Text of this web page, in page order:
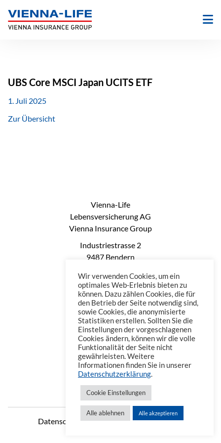
Inhalt
springen
UBS Core MSCI Japan UCITS ETF
1. Juli 2025
Zur Übersicht
Vienna-Life
Lebensversicherung AG
Vienna Insurance Group
Industriestrasse 2
9487 Bendern
Phone: +423 235 0660
Telefax: +423 235 0669
Mail: office@vienna-life.li
Datenschutzerklärung Impressum
Wir verwenden Cookies, um ein
optimales Web-Erlebnis bieten zu
können. Dazu zählen Cookies, die für
den Betrieb der Seite notwendig sind,
sowie Cookies, die anonymisierte
Statistiken erstellen. Sollten Sie die
Einstellungen der vorgeschlagenen
Cookies ändern, können wir die volle
Funktionalität der Seite nicht
gewährleisten. Weitere
Informationen finden Sie in unserer
Datenschutzerklärung.
Cookie Einstellungen
Alle ablehnen Alle akzeptieren